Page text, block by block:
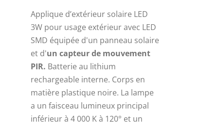
initial
39,00 €.
est :
24,00 €.
Applique d’extérieur solaire LED
3W pour usage extérieur avec LED
SMD équipée d'un panneau solaire
et d'un capteur de mouvement
PIR. Batterie au lithium
rechargeable interne. Corps en
matière plastique noire. La lampe
a un faisceau lumineux principal
inférieur à 4 000 K à 120° et un